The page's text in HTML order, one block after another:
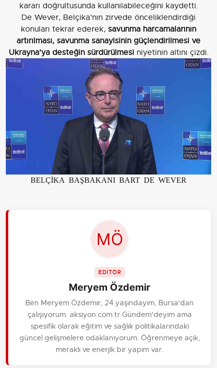
kararı doğrultusunda kullanılabileceğini kaydetti.
De Wever, Belçika'nın zirvede önceliklendirdiği
konuları tekrar ederek, savunma harcamalarının
artırılması, savunma sanayisinin güçlendirilmesi ve
Ukrayna'ya desteğin sürdürülmesiniyetinin altını çizdi.
BELÇİKA BAŞBAKANI BART DE WEVER
EDİTÖR
Meryem Özdemir
Ben Meryem Özdemir, 24 yaşındayım, Bursa'dan
çalışıyorum. aksiyon.com.tr Gündem'deyim ama
spesifik olarak eğitim ve sağlık politikalarındaki
güncel gelişmelere odaklanıyorum. Öğrenmeye açık,
meraklı ve enerjik bir yapım var.